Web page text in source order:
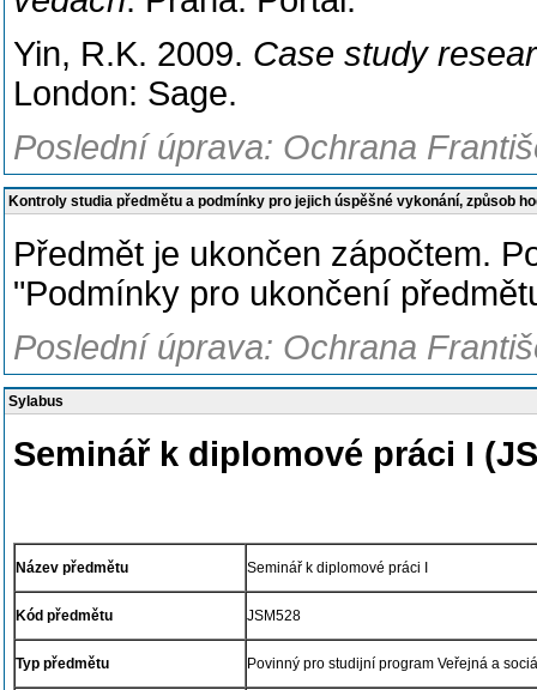
Yin, R.K. 2009. Case study
London: Sage.
Poslední úprava: Ochrana
Kontroly studia předmětu a podmínky pro jejich úspěšné vykonání, způsob
Předmět je ukončen zápočtem.
"Podmínky pro ukončení
Poslední úprava: Ochrana
Sylabus
Seminář k diplomové práci I
Název předmětu Seminář k diplomové práci I
Kód předmětu JSM528
Typ předmětu Povinný pro studijní program Veřejná a